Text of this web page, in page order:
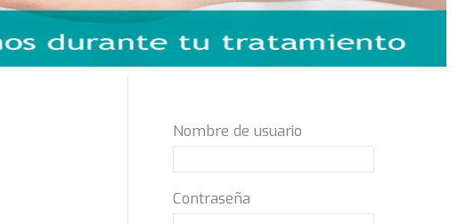
Nombre de usuario
Contraseña